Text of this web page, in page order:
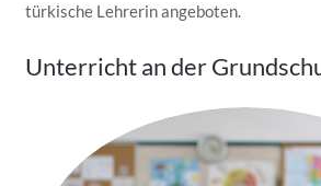
türkische Lehrerin angeboten.
Unterricht an der